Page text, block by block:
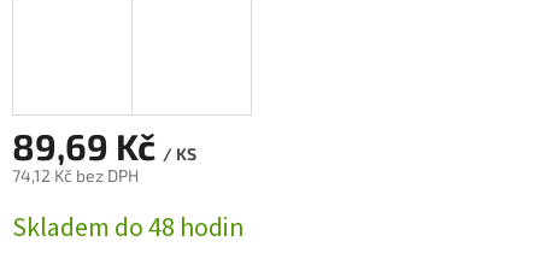
89,69 Kč / KS
74,12 Kč bez DPH
cena:
Skladem do 48 hodin